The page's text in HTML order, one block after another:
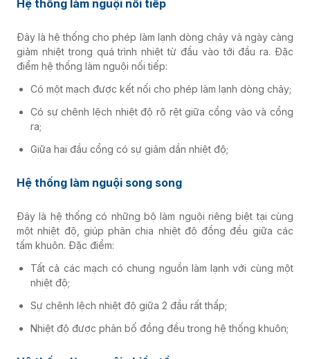
Hệ thống làm nguội nối tiếp
Đây là hệ thống cho phép làm lạnh dòng chảy và ngày càng
giảm nhiệt trong quá trình nhiệt từ đầu vào tới đầu ra. Đặc
điểm hệ thống làm nguội nối tiếp:
Có một mạch được kết nối cho phép làm lạnh dòng chảy;
Có sự chênh lệch nhiệt độ rõ rệt giữa cổng vào và cổng
ra;
Giữa hai đầu cổng có sự giảm dần nhiệt độ;
Hệ thống làm nguội song song
Đây là hệ thống có những bộ làm nguội riêng biệt tại cùng
một nhiệt độ, giúp phân chia nhiệt độ đồng đều giữa các
tấm khuôn. Đặc điểm:
Tất cả các mạch có chung nguồn làm lạnh với cùng một
nhiệt độ;
Sự chênh lệch nhiệt độ giữa 2 đầu rất thấp;
Nhiệt độ được phân bố đồng đều trong hệ thống khuôn;